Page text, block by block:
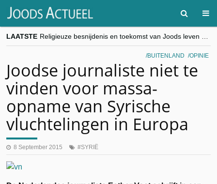
LAATSTE
“Besnijdenisdebat toont hoe moeilijk seculiere Westen minderheden begrijpt”, Jinnih Beels (Vooruit)
CITYTRIP | ROEMENIË – Boekarest: de verrassing van Oost-Europa
BUITENLAND OPINIE
Joodse journaliste niet te
vinden voor massa-
opname van Syrische
vluchtelingen in Europa
8 September 2015 SYRIË